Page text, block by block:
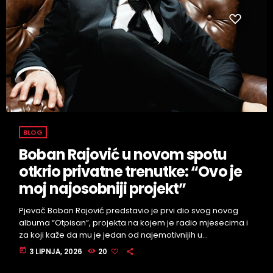
BLOG
Boban Rajović u novom spotu
otkrio privatne trenutke: “Ovo je
moj najosobniji projekt”
Pjevač Boban Rajović predstavio je prvi dio svog novog
albuma “Otpisan”, projekta na kojem je radio mjesecima i
za koji kaže da mu je jedan od najemotivnijih u
dosadašnjoj karijeri. Album donosi četiri nove pjesme i isto
toliko spotova, snimanih u čak četiri države - Srbiji,
today 3 LIPNJA, 2026 20